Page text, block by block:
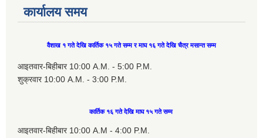
कार्यालय समय
वैशाख १ गते देखि कार्तिक १५ गते सम्म र माघ १६ गते देखि चैत्र मसान्त सम्म
आइतवार-बिहीबार 10:00 A.M. - 5:00 P.M.
शुक्रवार 10:00 A.M. - 3:00 P.M.
कार्तिक १६ गते देखि माघ १५ गते सम्म
आइतवार-बिहीबार 10:00 A.M - 4:00 P.M.